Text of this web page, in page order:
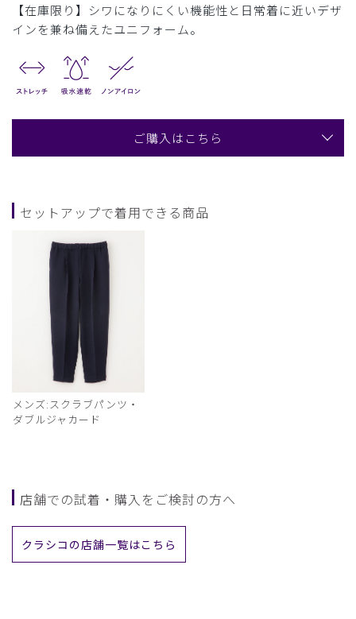
【在庫限り】シワになりにくい機能性と日常着に近いデザ
インを兼ね備えたユニフォーム。
ご購入はこちら
セットアップで着用できる商品
メンズ:スクラブパンツ・
ダブルジャカード
店舗での試着・購入をご検討の方へ
クラシコの店舗一覧はこちら